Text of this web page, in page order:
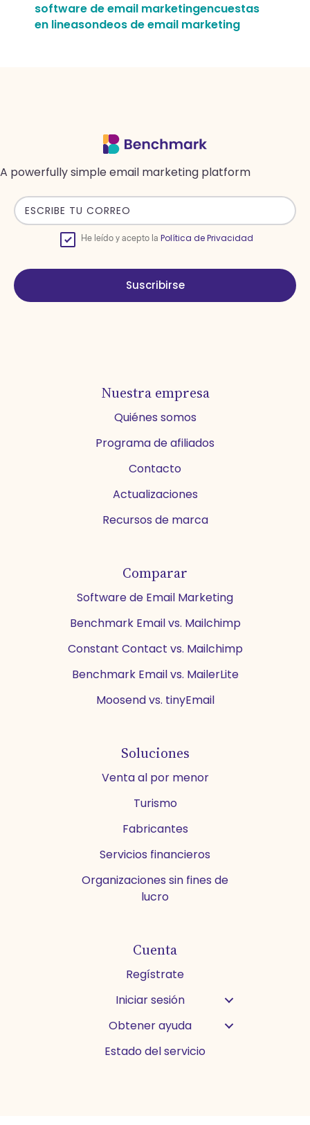
software de email marketingencuestas
en lineasondeos de email marketing
A powerfully simple email marketing platform
He leído y acepto la Política de Privacidad
Suscribirse
Nuestra empresa
Quiénes somos
Programa de afiliados
Contacto
Actualizaciones
Recursos de marca
Comparar
Software de Email Marketing
Benchmark Email vs. Mailchimp
Constant Contact vs. Mailchimp
Benchmark Email vs. MailerLite
Moosend vs. tinyEmail
Soluciones
Venta al por menor
Turismo
Fabricantes
Servicios financieros
Organizaciones sin fines de
lucro
Cuenta
Regístrate
Iniciar sesión
Obtener ayuda
Estado del servicio